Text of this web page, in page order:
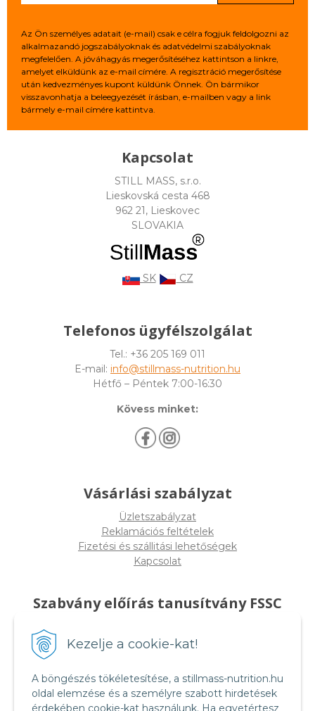
Kezelje a cookie-kat!
A böngészés tökéletesítése, a stillmass-nutrition.hu
oldal elemzése és a személyre szabott hirdetések
érdekében cookie-kat használunk. Ha egyetértesz
Az Ön személyes adatait (e-mail) csak e célra fogjuk feldolgozni az
alkalmazandó jogszabályoknak és adatvédelmi szabályoknak
megfelelően. A jóváhagyás megerősítéséhez kattintson a linkre,
amelyet elküldünk az e-mail címére. A regisztráció megerősítése
után kedvezményes kupont küldünk Önnek. Ön bármikor
visszavonhatja a beleegyezését írásban, e-mailben vagy a link
bármely e-mail címére kattintva.
Kapcsolat
STILL MASS, s.r.o.
Lieskovská cesta 468
962 21, Lieskovec
SLOVAKIA
SK CZ
Telefonos ügyfélszolgálat
Tel.: +36 205 169 011
E-mail: info@stillmass-nutrition.hu
Hétfő – Péntek 7:00-16:30
Kövess minket:
Vásárlási szabályzat
Üzletszabályzat
Reklamációs feltételek
Fizetési és szállitási lehetőségek
Kapcsolat
Szabvány előírás tanusítvány FSSC